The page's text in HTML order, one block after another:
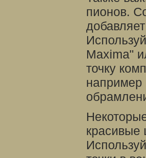
пионов.
Maxima"
точку
например
красивые